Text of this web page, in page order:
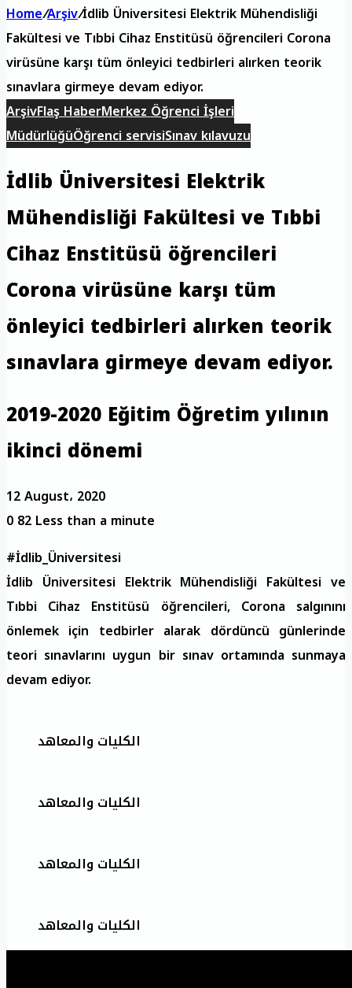
Home/Arşiv/İdlib Üniversitesi Elektrik Mühendisliği
Fakültesi ve Tıbbi Cihaz Enstitüsü öğrencileri Corona
virüsüne karşı tüm önleyici tedbirleri alırken teorik
sınavlara girmeye devam ediyor.
ArşivFlaş HaberMerkez Öğrenci İşleri
MüdürlüğüÖğrenci servisiSınav kılavuzu
İdlib Üniversitesi Elektrik
Mühendisliği Fakültesi ve Tıbbi
Cihaz Enstitüsü öğrencileri
Corona virüsüne karşı tüm
önleyici tedbirleri alırken teorik
sınavlara girmeye devam ediyor.
2019-2020 Eğitim Öğretim yılının
ikinci dönemi
12 August، 2020
082Less than a minute
#İdlib_Üniversitesi
İdlib Üniversitesi Elektrik Mühendisliği Fakültesi ve
Tıbbi Cihaz Enstitüsü öğrencileri, Corona salgınını
önlemek için tedbirler alarak dördüncü günlerinde
teori sınavlarını uygun bir sınav ortamında sunmaya
devam ediyor.
الكليات والمعاهد
الكليات والمعاهد
الكليات والمعاهد
الكليات والمعاهد